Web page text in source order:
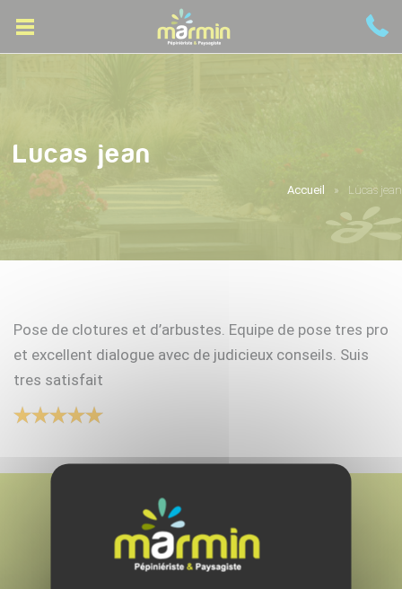
Lucas jean
Accueil Lucas jean
Pose de clotures et d’arbustes. Equipe de pose tres pro
et excellent dialogue avec de judicieux conseils. Suis
tres satisfait